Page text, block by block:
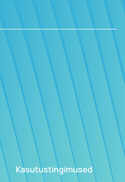
Kasutustingimused